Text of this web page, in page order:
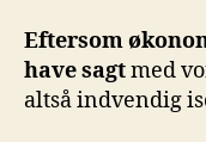
Eftersom
have sagtmed
altså indvendig